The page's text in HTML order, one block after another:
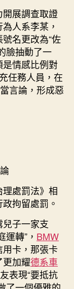
一
個”
言
論，
已
被
行
政
展調查取證
人系李某，
名更改為“佐
臉抽動了一
情感比例對
任務人員，在
言論，形成惡
處罰法》相
拘留處罰。
子一家支
轉”， BMW
卡，那張卡
加耀德系車
表現“要抵抗